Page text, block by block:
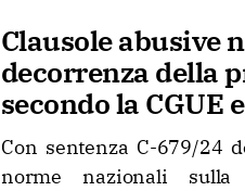
Clausole abusive
decorrenza della
secondo la
Con sentenza C-679/24
norme nazionali sulla